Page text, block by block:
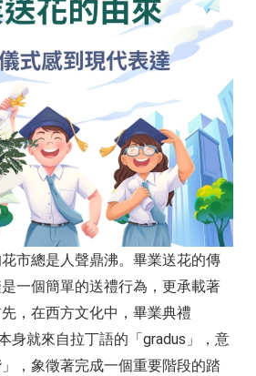
市總是人聲鼎沸。畢業送花的傳
一個簡單的送禮行為，更承載著
，在西方文化中，畢業典禮
身就來自拉丁語的「gradus」，意
，象徵著完成一個重要階段的踏